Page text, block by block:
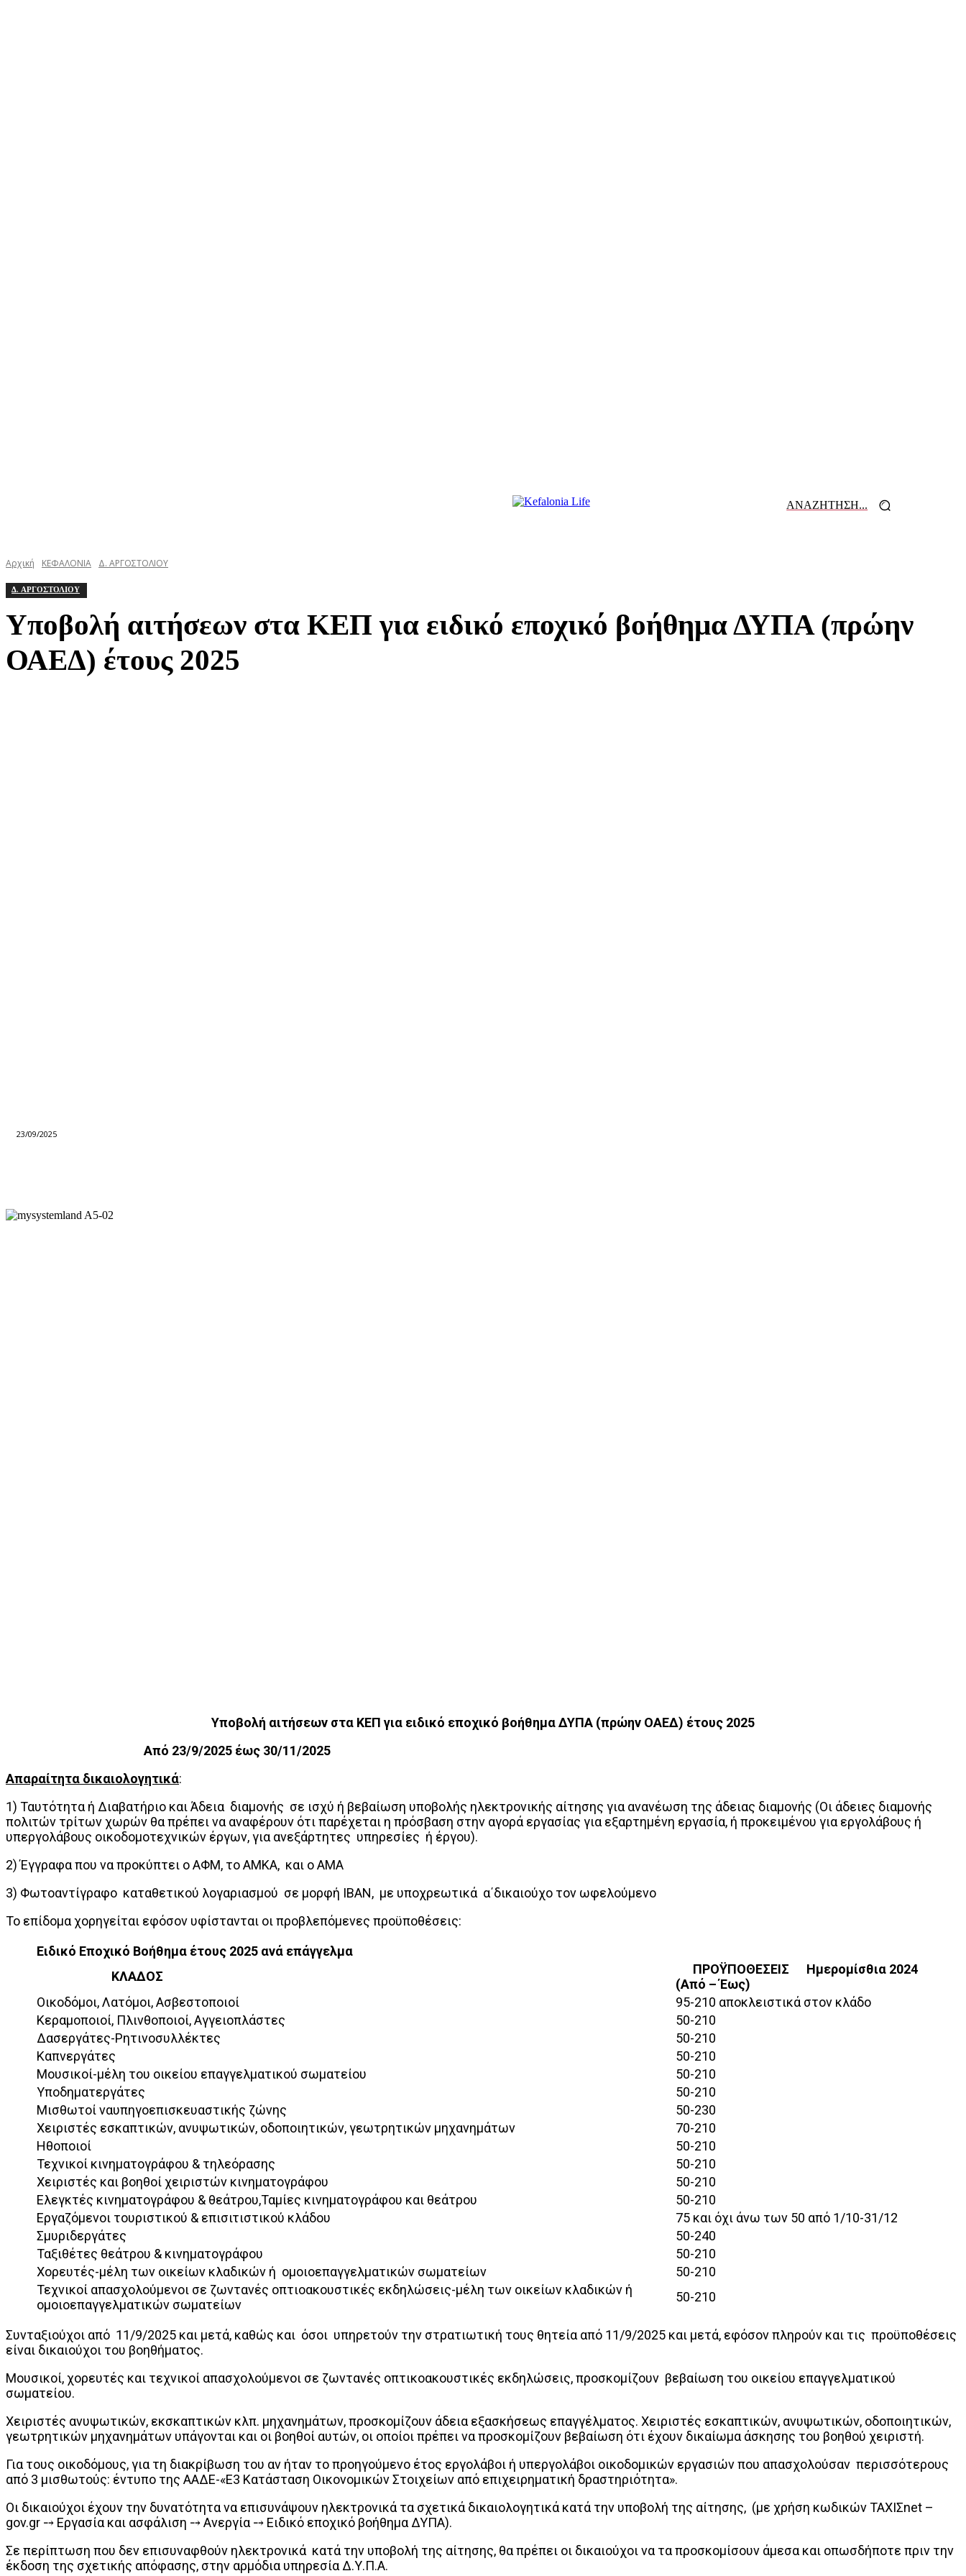
ΑΝΑΖΗΤΗΣΗ...
Αρχική ΚΕΦΑΛΟΝΙΑ Δ. ΑΡΓΟΣΤΟΛΙΟΥ
Δ. ΑΡΓΟΣΤΟΛΙΟΥ
Υποβολή αιτήσεων στα ΚΕΠ για ειδικό εποχικό βοήθημα ΔΥΠΑ (πρώην
ΟΑΕΔ) έτους 2025
23/09/2025
Υποβολή αιτήσεων στα ΚΕΠ για ειδικό εποχικό βοήθημα ΔΥΠΑ (πρώην ΟΑΕΔ) έτους 2025
Από 23/9/2025 έως 30/11/2025
Απαραίτητα δικαιολογητικά:
1) Ταυτότητα ή Διαβατήριο και Άδεια διαμονής σε ισχύ ή βεβαίωση υποβολής ηλεκτρονικής αίτησης για ανανέωση της άδειας διαμονής (Οι άδειες διαμονής
πολιτών τρίτων χωρών θα πρέπει να αναφέρουν ότι παρέχεται η πρόσβαση στην αγορά εργασίας για εξαρτημένη εργασία, ή προκειμένου για εργολάβους ή
υπεργολάβους οικοδομοτεχνικών έργων, για ανεξάρτητες υπηρεσίες ή έργου).
2) Έγγραφα που να προκύπτει ο ΑΦΜ, το ΑΜΚΑ, και ο ΑΜΑ
3) Φωτοαντίγραφο καταθετικού λογαριασμού σε μορφή IBAN, με υποχρεωτικά α΄δικαιούχο τον ωφελούμενο
Το επίδομα χορηγείται εφόσον υφίστανται οι προβλεπόμενες προϋποθέσεις:
Ειδικό Εποχικό Βοήθημα έτους 2025 ανά επάγγελμα
ΚΛΑΔΟΣ
ΠΡΟΫΠΟΘΕΣΕΙΣ
Ημερομίσθια 2024
(Από – Έως)
Οικοδόμοι, Λατόμοι, Ασβεστοποιοί
95-210 αποκλειστικά στον κλάδο
Κεραμοποιοί, Πλινθοποιοί, Αγγειοπλάστες
50-210
Δασεργάτες-Ρητινοσυλλέκτες
50-210
Καπνεργάτες
50-210
Μουσικοί-μέλη του οικείου επαγγελματικού σωματείου
50-210
Υποδηματεργάτες
50-210
Μισθωτοί ναυπηγοεπισκευαστικής ζώνης
50-230
Χειριστές εσκαπτικών, ανυψωτικών, οδοποιητικών, γεωτρητικών μηχανημάτων
70-210
Ηθοποιοί
50-210
Τεχνικοί κινηματογράφου & τηλεόρασης
50-210
Χειριστές και βοηθοί χειριστών κινηματογράφου
50-210
Ελεγκτές κινηματογράφου & θεάτρου,Ταμίες κινηματογράφου και θεάτρου
50-210
Εργαζόμενοι τουριστικού & επισιτιστικού κλάδου
75 και όχι άνω των 50 από 1/10-31/12
Σμυριδεργάτες
50-240
Ταξιθέτες θεάτρου & κινηματογράφου
50-210
Χορευτές-μέλη των οικείων κλαδικών ή ομοιοεπαγγελματικών σωματείων
50-210
Τεχνικοί απασχολούμενοι σε ζωντανές οπτιοακουστικές εκδηλώσεις-μέλη των οικείων κλαδικών ή
ομοιοεπαγγελματικών σωματείων
50-210
Συνταξιούχοι από 11/9/2025 και μετά, καθώς και όσοι υπηρετούν την στρατιωτική τους θητεία από 11/9/2025 και μετά, εφόσον πληρούν και τις προϋποθέσεις
είναι δικαιούχοι του βοηθήματος.
Μουσικοί, χορευτές και τεχνικοί απασχολούμενοι σε ζωντανές οπτικοακουστικές εκδηλώσεις, προσκομίζουν βεβαίωση του οικείου επαγγελματικού
σωματείου.
Χειριστές ανυψωτικών, εκσκαπτικών κλπ. μηχανημάτων, προσκομίζουν άδεια εξασκήσεως επαγγέλματος. Χειριστές εσκαπτικών, ανυψωτικών, οδοποιητικών,
γεωτρητικών μηχανημάτων υπάγονται και οι βοηθοί αυτών, οι οποίοι πρέπει να προσκομίζουν βεβαίωση ότι έχουν δικαίωμα άσκησης του βοηθού χειριστή.
Για τους οικοδόμους, για τη διακρίβωση του αν ήταν το προηγούμενο έτος εργολάβοι ή υπεργολάβοι οικοδομικών εργασιών που απασχολούσαν περισσότερους
από 3 μισθωτούς: έντυπο της ΑΑΔΕ-«Ε3 Κατάσταση Οικονομικών Στοιχείων από επιχειρηματική δραστηριότητα».
Οι δικαιούχοι έχουν την δυνατότητα να επισυνάψουν ηλεκτρονικά τα σχετικά δικαιολογητικά κατά την υποβολή της αίτησης, (με χρήση κωδικών ΤΑΧΙΣnet –
gov.gr ⤍ Εργασία και ασφάλιση ⤍ Ανεργία ⤍ Ειδικό εποχικό βοήθημα ΔΥΠΑ).
Σε περίπτωση που δεν επισυναφθούν ηλεκτρονικά κατά την υποβολή της αίτησης, θα πρέπει οι δικαιούχοι να τα προσκομίσουν άμεσα και οπωσδήποτε πριν την
έκδοση της σχετικής απόφασης, στην αρμόδια υπηρεσία Δ.Υ.Π.Α.